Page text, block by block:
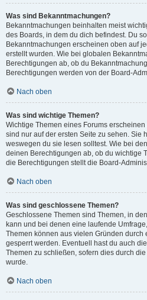
Was sind Bekanntmachungen?
Bekanntmachungen beinhalten meist
des Boards, in dem du dich befindest. Du
Bekanntmachungen erscheinen oben auf
erstellt wurden. Wie bei globalen
Berechtigungen ab, ob du
Berechtigungen werden von der Board-
Nach oben
Was sind wichtige Themen?
Wichtige Themen eines Forums
sind nur auf der ersten Seite zu sehen. Sie
weswegen du sie lesen solltest. Wie bei
deinen Berechtigungen ab, ob du wichtige
die Berechtigungen stellt die Board-
Nach oben
Was sind geschlossene Themen?
Geschlossene Themen sind Themen, in
kann und bei denen eine laufende
Themen können aus vielen Gründen durch
gesperrt werden. Eventuell hast du auch
Themen zu schließen, sofern dies durch
wurde.
Nach oben